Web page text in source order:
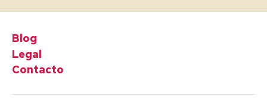
Blog
Legal
Contacto